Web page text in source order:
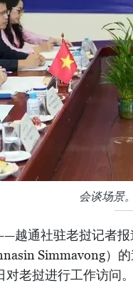
会谈场景
越通社驻老挝记者报
Simmavong）
对老挝进行工作访问。